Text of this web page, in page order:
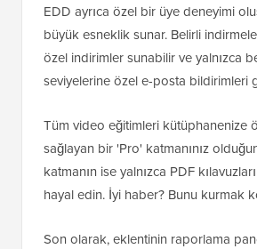
EDD ayrıca özel bir üye deneyimi
büyük esneklik sunar. Belirli
özel indirimler sunabilir ve yalnızca
seviyelerine özel e-posta bildirimleri
Tüm video eğitimleri kütüphanenize
sağlayan bir 'Pro' katmanınız
katmanın ise yalnızca PDF
hayal edin. İyi haber? Bunu kurmak
Son olarak, eklentinin raporlama